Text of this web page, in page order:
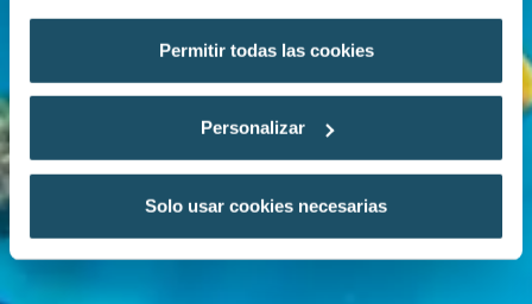
Permitir todas las cookies
Personalizar
Solo usar cookies necesarias